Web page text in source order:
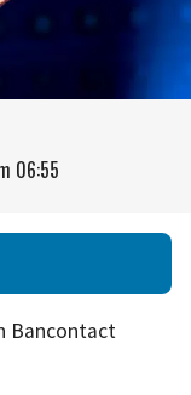
06:55
Bancontact